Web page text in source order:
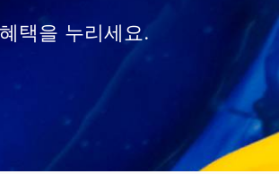
택을 누리세요.